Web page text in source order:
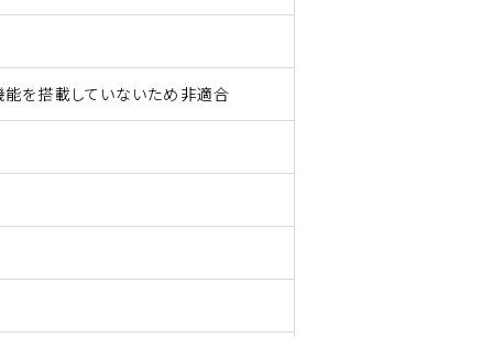
能を搭載していないため非適合